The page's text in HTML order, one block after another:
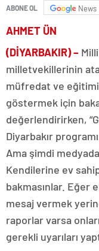
ABONE OL News
AHMET ÜN
(DİYARBAKIR) –
milletvekillerinin
müfredat ve
göstermek için
değerlendirirken,
Diyarbakır
Ama şimdi
Kendilerine ev
bakmasınlar. Eğer
mesaj vermek
raporlar varsa
gerekli uyarıları